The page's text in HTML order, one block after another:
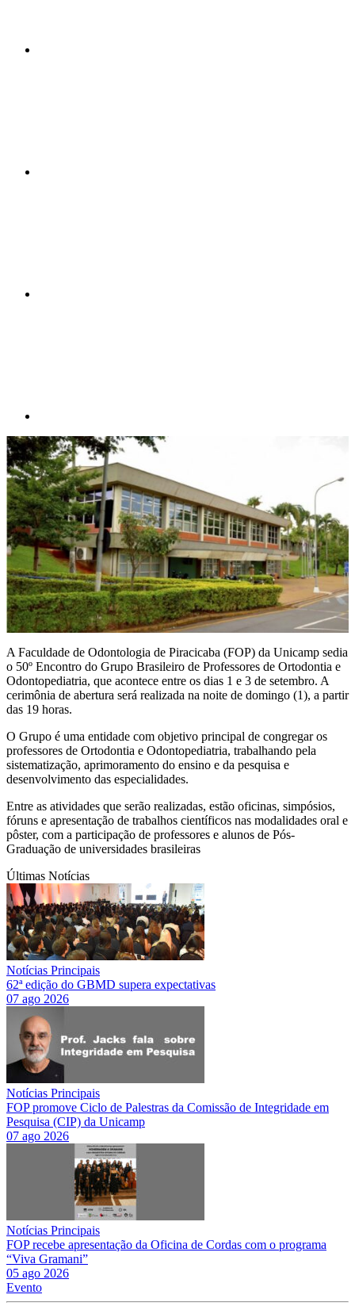
A Faculdade de Odontologia de Piracicaba (FOP) da Unicamp sedia
o 50º Encontro do Grupo Brasileiro de Professores de Ortodontia e
Odontopediatria, que acontece entre os dias 1 e 3 de setembro. A
cerimônia de abertura será realizada na noite de domingo (1), a partir
das 19 horas.
O Grupo é uma entidade com objetivo principal de congregar os
professores de Ortodontia e Odontopediatria, trabalhando pela
sistematização, aprimoramento do ensino e da pesquisa e
desenvolvimento das especialidades.
Entre as atividades que serão realizadas, estão oficinas, simpósios,
fóruns e apresentação de trabalhos científicos nas modalidades oral e
pôster, com a participação de professores e alunos de Pós-
Graduação de universidades brasileiras
Últimas Notícias
Notícias Principais
62ª edição do GBMD supera expectativas
07 ago 2026
Notícias Principais
FOP promove Ciclo de Palestras da Comissão de Integridade em
Pesquisa (CIP) da Unicamp
07 ago 2026
Notícias Principais
FOP recebe apresentação da Oficina de Cordas com o programa
“Viva Gramani”
05 ago 2026
Evento